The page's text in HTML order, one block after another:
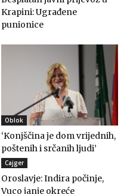
Krapini: Ugrađene
punionice
Oblok
‘Konjščina je dom vrijednih,
poštenih i srčanih ljudi’
Cajger
Oroslavje: Indira počinje,
Vuco janje okreće